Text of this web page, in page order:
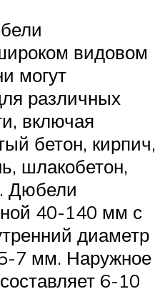
видовом
могут
различных
включая
бетон, кирпич,
шлакобетон,
Дюбели
40-140 мм с
диаметр
7 мм. Наружное
6-10